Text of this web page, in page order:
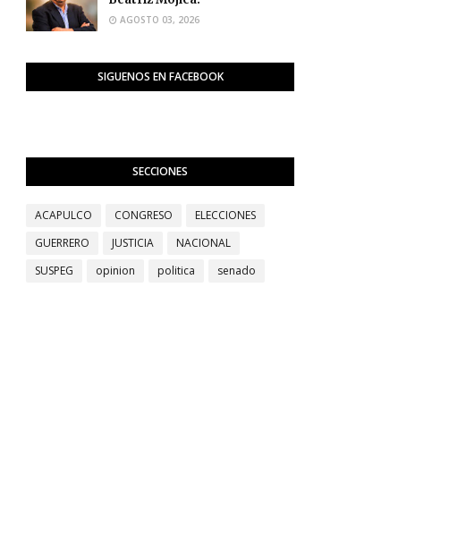
AGOSTO 03, 2026
SIGUENOS EN FACEBOOK
SECCIONES
ACAPULCO CONGRESO
ELECCIONES
GUERRERO
JUSTICIA
NACIONAL
SUSPEG
opinion politica senado